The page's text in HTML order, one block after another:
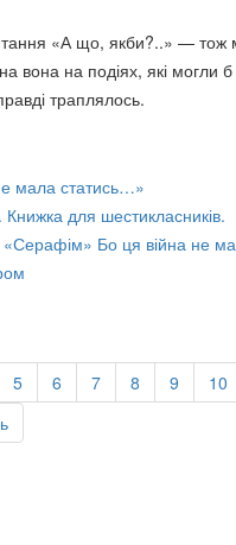
«А що, якби?..» — тож
вона на подіях, які могли б
траплялось.
мала статись…»
для шестикласників.
«Серафім» Бо ця війна не
5 6 7 8 9
10